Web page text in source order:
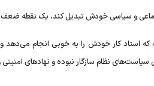
و سیاسی خودش تبدیل کند، یک نقطه ضعف
که استاد کار خودش را به خوبی انجام
نظام سازگار نبوده و نهادهای